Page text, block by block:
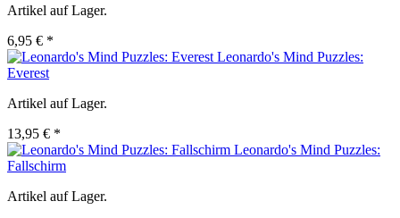
Artikel auf Lager.
6,95 € *
Leonardo's Mind Puzzles:
Everest
Artikel auf Lager.
13,95 € *
Leonardo's Mind Puzzles:
Fallschirm
Artikel auf Lager.